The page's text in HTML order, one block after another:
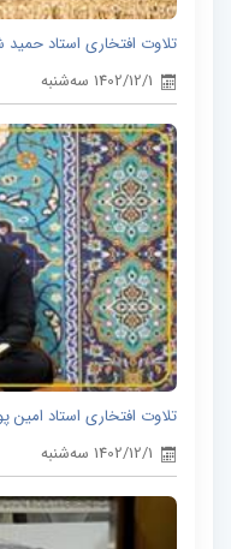
تلاوت افتخاری استاد حمید
1402/12/1 سه‌شنبه
تلاوت افتخاری استاد امین
1402/12/1 سه‌شنبه